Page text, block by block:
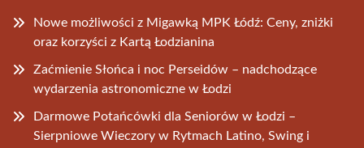
Nowe możliwości z Migawką MPK Łódź: Ceny, zniżki
oraz korzyści z Kartą Łodzianina
Zaćmienie Słońca i noc Perseidów – nadchodzące
wydarzenia astronomiczne w Łodzi
Darmowe Potańcówki dla Seniorów w Łodzi –
Sierpniowe Wieczory w Rytmach Latino, Swing i